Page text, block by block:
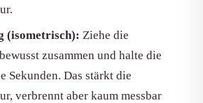
(isometrisch): Ziehe die
zusammen und halte die
Sekunden. Das stärkt die
verbrennt aber kaum messbar